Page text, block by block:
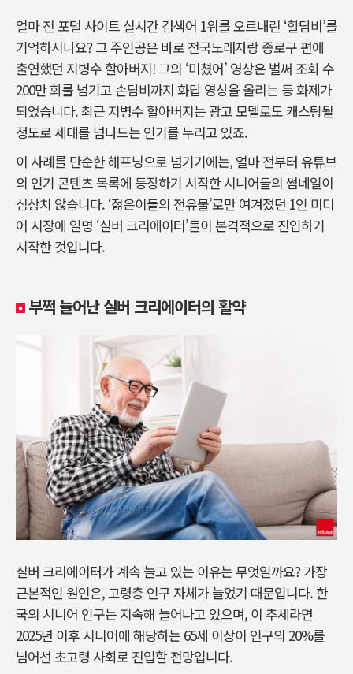
얼마 전 포털 사이트 실시간 검색어 1위를 오르내린 ‘할담비’를
기억하시나요? 그 주인공은 바로 전국노래자랑 종로구 편에
출연했던 지병수 할아버지! 그의 ‘미쳤어’ 영상은 벌써 조회 수
200만 회를 넘기고 손담비까지 화답 영상을 올리는 등 화제가
되었습니다. 최근 지병수 할아버지는 광고 모델로도 캐스팅될
정도로 세대를 넘나드는 인기를 누리고 있죠.
이 사례를 단순한 해프닝으로 넘기기에는, 얼마 전부터 유튜브
의 인기 콘텐츠 목록에 등장하기 시작한 시니어들의 썸네일이
심상치 않습니다. ‘젊은이들의 전유물’로만 여겨졌던 1인 미디
어 시장에 일명 ‘실버 크리에이터’들이 본격적으로 진입하기
시작한 것입니다.
부쩍 늘어난 실버 크리에이터의 활약
실버 크리에이터가 계속 늘고 있는 이유는 무엇일까요? 가장
근본적인 원인은, 고령층 인구 자체가 늘었기 때문입니다. 한
국의 시니어 인구는 지속해 늘어나고 있으며, 이 추세라면
2025년 이후 시니어에 해당하는 65세 이상이 인구의 20%를
넘어선 초고령 사회로 진입할 전망입니다.